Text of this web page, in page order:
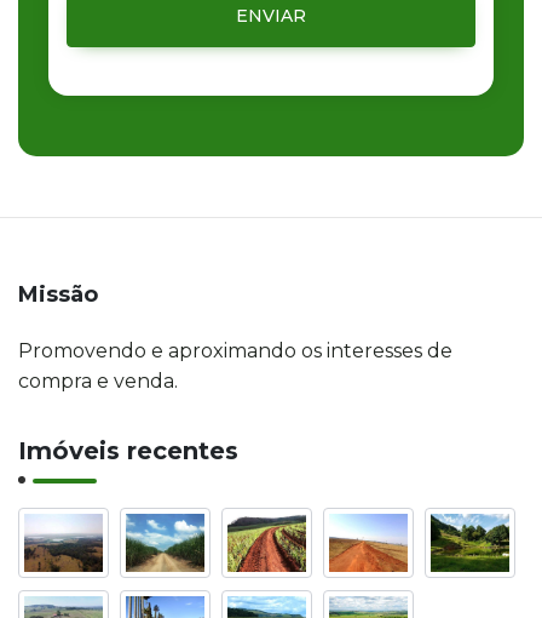
ENVIAR
Missão
Promovendo e aproximando os interesses de
compra e venda.
Imóveis recentes